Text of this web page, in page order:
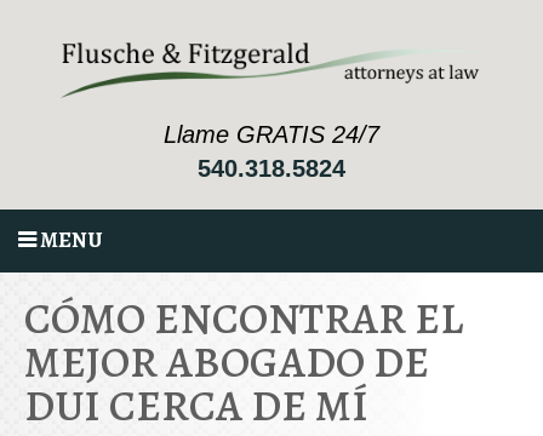
Llame GRATIS 24/7
540.318.5824
MENU
CÓMO ENCONTRAR EL
MEJOR ABOGADO DE
DUI CERCA DE MÍ